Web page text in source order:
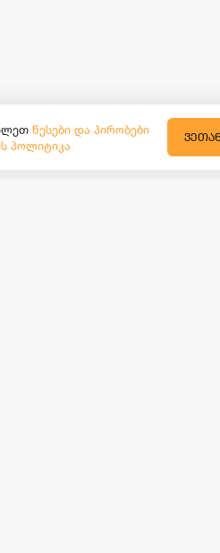
წესები და პირობები
პოლიტიკა